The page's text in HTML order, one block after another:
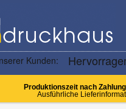
Produktionszeit nach
Ausführliche